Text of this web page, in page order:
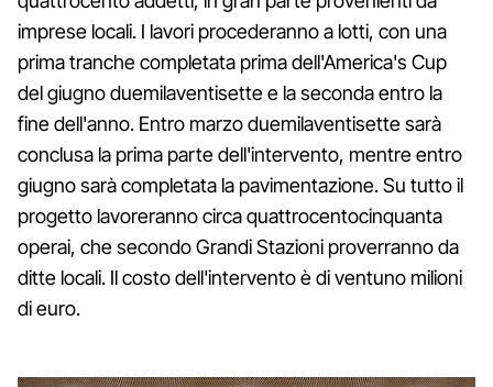
imprese locali. I lavori procederanno a lotti, con una
prima tranche completata prima dell'America's Cup
del giugno duemilaventisette e la seconda entro la
fine dell'anno. Entro marzo duemilaventisette sarà
conclusa la prima parte dell'intervento, mentre entro
giugno sarà completata la pavimentazione. Su tutto il
progetto lavoreranno circa quattrocentocinquanta
operai, che secondo Grandi Stazioni proverranno da
ditte locali. Il costo dell'intervento è di ventuno milioni
di euro.